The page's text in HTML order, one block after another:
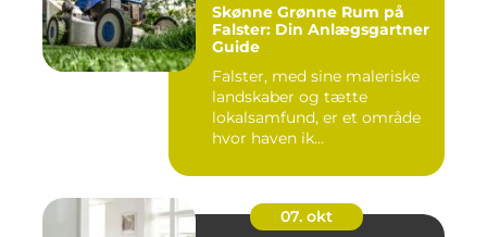
Skønne Grønne Rum på
Falster: Din Anlægsgartner
Guide
Falster, med sine maleriske
landskaber og tætte
lokalsamfund, er et område
hvor haven ik...
07. okt